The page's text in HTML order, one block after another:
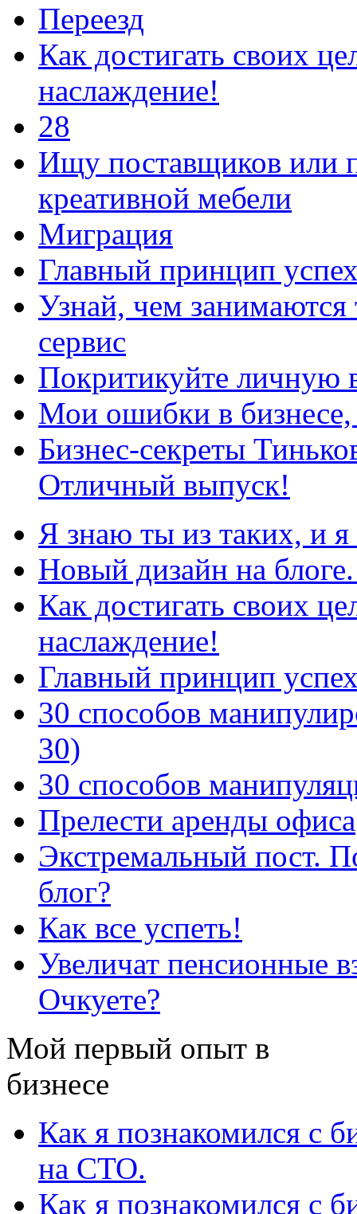
Переезд
Как достигать своих
наслаждение!
28
Ищу поставщиков или
креативной мебели
Миграция
Главный принцип
Узнай, чем
сервис
Покритикуйте личную
Мои ошибки в
Бизнес-секреты
Отличный выпуск!
Я знаю ты из таких, и
Новый дизайн на
Как достигать своих
наслаждение!
Главный принцип
30 способов
30)
30 способов
Прелести аренды офиса
Экстремальный пост.
блог?
Как все успеть!
Увеличат пенсионные
Очкуете?
Мой первый опыт в
бизнесе
Как я познакомился с
на СТО.
Как я познакомился с